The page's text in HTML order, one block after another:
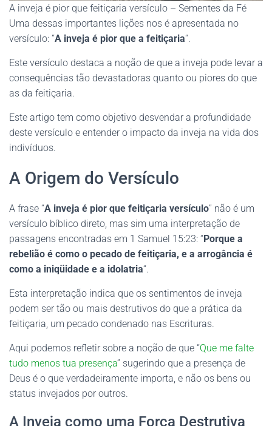
A inveja é pior que feitiçaria versículo – Sementes da Fé
Uma dessas importantes lições nos é apresentada no
versículo: “A inveja é pior que a feitiçaria“.
Este versículo destaca a noção de que a inveja pode levar a
consequências tão devastadoras quanto ou piores do que
as da feitiçaria.
Este artigo tem como objetivo desvendar a profundidade
deste versículo e entender o impacto da inveja na vida dos
indivíduos.
A Origem do Versículo
A frase “A inveja é pior que feitiçaria versículo” não é um
versículo bíblico direto, mas sim uma interpretação de
passagens encontradas em 1 Samuel 15:23: “Porque a
rebelião é como o pecado de feitiçaria, e a arrogância é
como a iniqüidade e a idolatria“.
Esta interpretação indica que os sentimentos de inveja
podem ser tão ou mais destrutivos do que a prática da
feitiçaria, um pecado condenado nas Escrituras.
Aqui podemos refletir sobre a noção de que “Que me falte
tudo menos tua presença” sugerindo que a presença de
Deus é o que verdadeiramente importa, e não os bens ou
status invejados por outros.
A Inveja como uma Força Destrutiva